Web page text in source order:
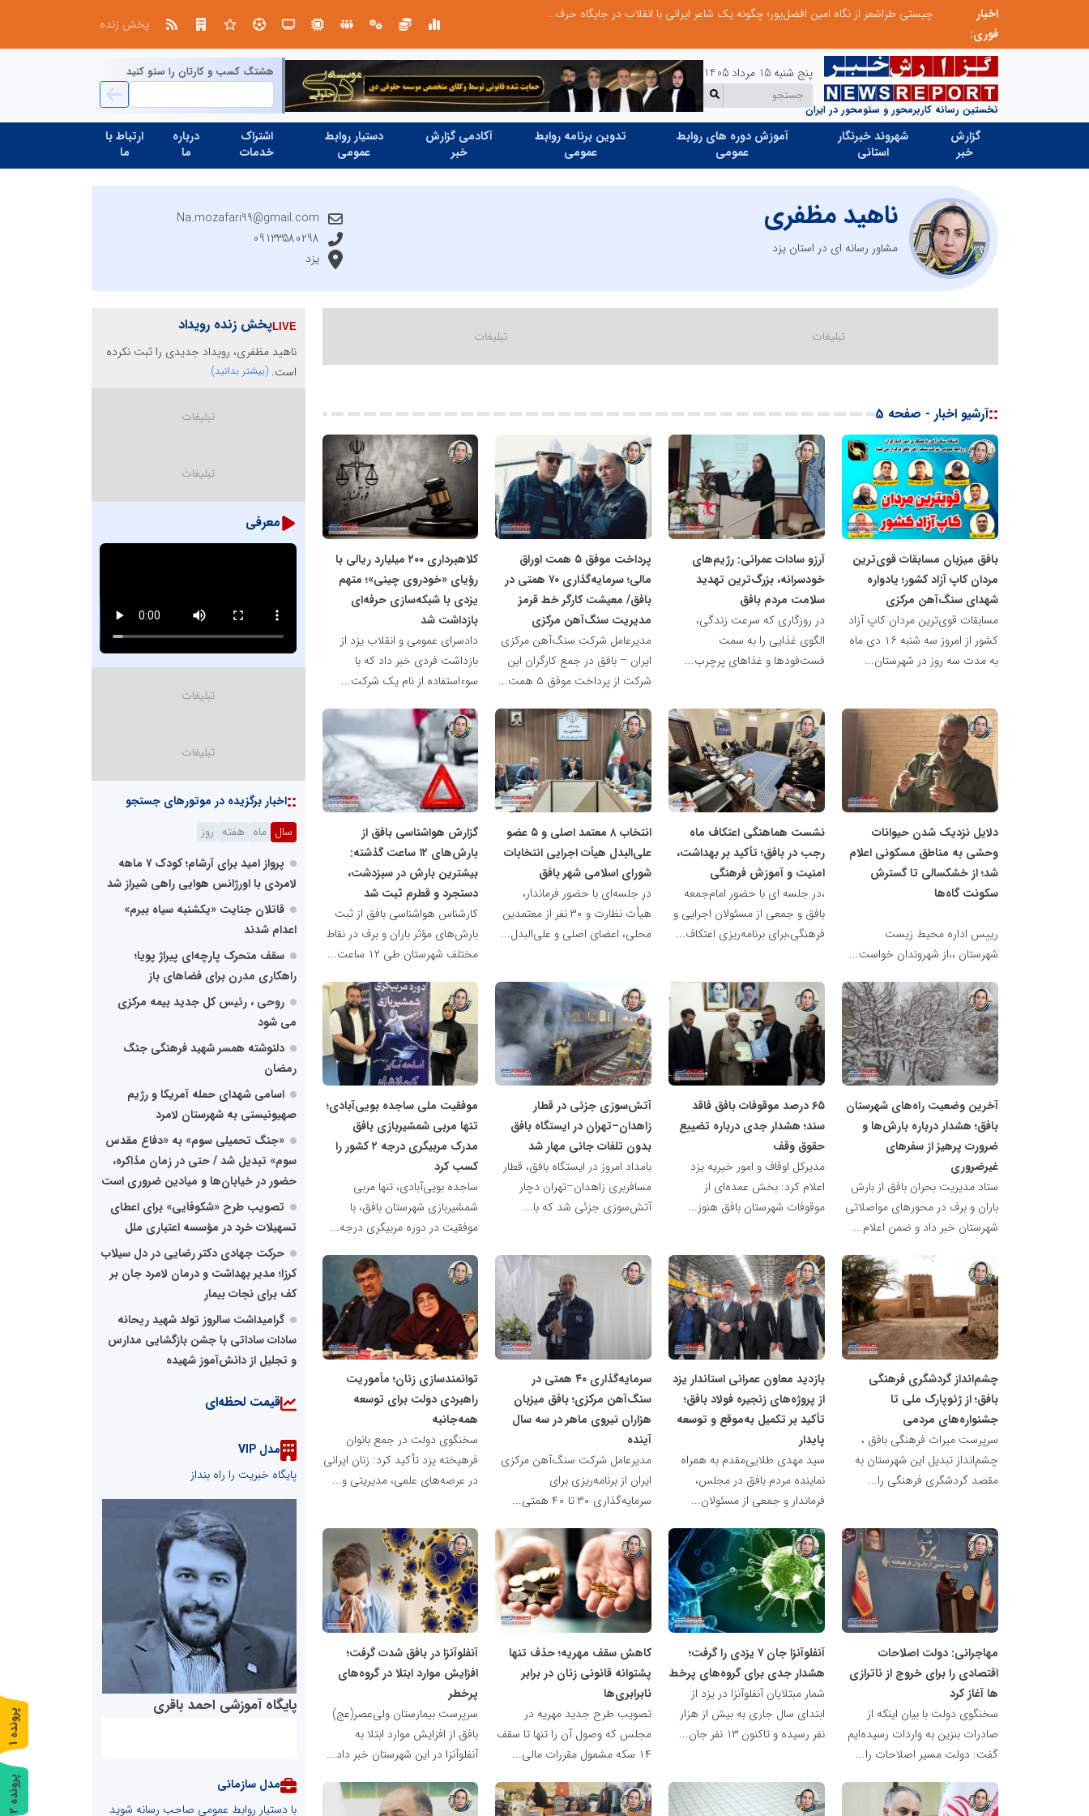
اخبار
فوری:
چیستی طراشعر از نگاه امین افضل‌پور؛ چگونه یک شاعر ایرانی با انقلاب در جایگاه حرف، شعر را از متن خطی به میدان ادراک بصری تبدیل کرد؟
پخش زنده
نخستین رسانه کاربرمحور و سئومحور در ایران
پنج شنبه 15 مرداد 1405 هشتگ کسب و کارتان را سئو کنید
گزارش
خبر
شهروند خبرنگار
استانی
آموزش دوره های روابط
عمومی
تدوین برنامه روابط
عمومی
آکادمی گزارش
خبر
دستیار روابط
عمومی
اشتراک
خدمات
درباره
ما
ارتباط با
ما
ناهید مظفری
مشاور رسانه ای در استان یزد
یزد
::آرشیو اخبار - صفحه 5
بافق میزبان مسابقات قوی‌ترین
مردان کاپ آزاد کشور؛ یادواره
شهدای سنگ‌آهن مرکزی
مسابقات قوی‌ترین مردان کاپ آزاد
کشور از امروز سه شنبه ۱۶ دی ماه
به مدت سه روز در شهرستان...
ناهید
مظفری
آرزو سادات عمرانی: رژیم‌های
خودسرانه، بزرگ‌ترین تهدید
سلامت مردم بافق
در روزگاری که سرعت زندگی،
الگوی غذایی را به سمت
فست‌فودها و غذاهای پرچرب...
ناهید
مظفری
پرداخت موفق ۵ همت اوراق
مالی؛ سرمایه‌گذاری ۷۰ همتی در
بافق/ معیشت کارگر خط قرمز
مدیریت سنگ‌آهن مرکزی
مدیرعامل شرکت سنگ‌آهن مرکزی
ایران – بافق در جمع کارگران این
شرکت از پرداخت موفق ۵ همت...
ناهید
مظفری
کلاهبرداری ۲۰۰ میلیارد ریالی با
رؤیای «خودروی چینی»؛ متهم
یزدی با شبکه‌سازی حرفه‌ای
بازداشت شد
دادسرای عمومی و انقلاب یزد از
بازداشت فردی خبر داد که با
سوءاستفاده از نام یک شرکت...
ناهید
مظفری
دلایل نزدیک شدن حیوانات
وحشی به مناطق مسکونی اعلام
شد؛ از خشکسالی تا گسترش
سکونت گاه‌ها
رییس اداره محیط زیست
شهرستان ،،از شهروندان خواست...
ناهید
مظفری
نشست هماهنگی اعتکاف ماه
رجب در بافق؛ تأکید بر بهداشت،
امنیت و آموزش فرهنگی
،در جلسه ای با حضور امام‌جمعه
بافق و جمعی از مسئولان اجرایی و
فرهنگی،برای برنامه‌ریزی اعتکاف...
ناهید
مظفری
انتخاب ۸ معتمد اصلی و ۵ عضو
علی‌البدل هیأت اجرایی انتخابات
شورای اسلامی شهر بافق
در جلسه‌ای با حضور فرماندار،
هیأت نظارت و ۳۰ نفر از معتمدین
محلی، اعضای اصلی و علی‌البدل...
ناهید
مظفری
گزارش هواشناسی بافق از
بارش‌های ۱۲ ساعت گذشته:
بیشترین بارش در سبزدشت،
دستجرد و قطرم ثبت شد
کارشناس هواشناسی بافق از ثبت
بارش‌های مؤثر باران و برف در نقاط
مختلف شهرستان طی ۱۲ ساعت...
ناهید
مظفری
آخرین وضعیت راه‌های شهرستان
بافق؛ هشدار درباره بارش‌ها و
ضرورت پرهیز از سفرهای
غیرضروری
ستاد مدیریت بحران بافق از بارش
باران و برف در محورهای مواصلاتی
شهرستان خبر داد و ضمن اعلام...
ناهید
مظفری
۶۵ درصد موقوفات بافق فاقد
سند؛ هشدار جدی درباره تضییع
حقوق وقف
مدیرکل اوقاف و امور خیریه یزد
اعلام کرد: بخش عمده‌ای از
موقوفات شهرستان بافق هنوز...
ناهید
مظفری
آتش‌سوزی جزئی در قطار
زاهدان–تهران در ایستگاه بافق
بدون تلفات جانی مهار شد
بامداد امروز در ایستگاه بافق، قطار
مسافربری زاهدان–تهران دچار
آتش‌سوزی جزئی شد که با...
ناهید
مظفری
موفقیت ملی ساجده بویی‌آبادی؛
تنها مربی شمشیربازی بافق
مدرک مربیگری درجه ۲ کشور را
کسب کرد
ساجده بویی‌آبادی، تنها مربی
شمشیربازی شهرستان بافق، با
موفقیت در دوره مربیگری درجه...
ناهید
مظفری
چشم‌انداز گردشگری فرهنگی
بافق؛ از ژئوپارک ملی تا
جشنواره‌های مردمی
سرپرست میراث فرهنگی بافق ،
چشم‌انداز تبدیل این شهرستان به
مقصد گردشگری فرهنگی را...
ناهید
مظفری
بازدید معاون عمرانی استاندار یزد
از پروژه‌های زنجیره فولاد بافق؛
تأکید بر تکمیل به‌موقع و توسعه
پایدار
سید مهدی طلایی‌مقدم به همراه
نماینده مردم بافق در مجلس،
فرماندار و جمعی از مسئولان...
ناهید
مظفری
سرمایه‌گذاری ۴۰ همتی در
سنگ‌آهن مرکزی؛ بافق میزبان
هزاران نیروی ماهر در سه سال
آینده
مدیرعامل شرکت سنگ‌آهن مرکزی
ایران از برنامه‌ریزی برای
سرمایه‌گذاری ۳۰ تا ۴۰ همتی...
توانمندسازی زنان؛ مأموریت
راهبردی دولت برای توسعه
همه‌جانبه
سخنگوی دولت در جمع بانوان
فرهیخته یزد تأکید کرد: زنان ایرانی
در عرصه‌های علمی، مدیریتی و...
ناهید
مظفری
مهاجرانی: دولت اصلاحات
اقتصادی را برای خروج از ناترازی
ها آغاز کرد
سخنگوی دولت با بیان اینکه از
صادرات بنزین به واردات رسیده‌ایم
گفت: دولت مسیر اصلاحات را...
ناهید
مظفری
آنفلوآنزا جان ۷ یزدی را گرفت؛
هشدار جدی برای گروه‌های پرخط
شمار مبتلایان آنفلوآنزا در یزد از
ابتدای سال جاری به بیش از هزار
نفر رسیده و تاکنون ۱۳ نفر جان...
ناهید
مظفری
کاهش سقف مهریه؛ حذف تنها
پشتوانه قانونی زنان در برابر
نابرابری‌ها
تصویب طرح جدید مهریه در
مجلس که وصول آن را تنها تا سقف
۱۴ سکه مشمول مقررات مالی...
ناهید
مظفری
آنفلوآنزا در بافق شدت گرفت؛
افزایش موارد ابتلا در گروه‌های
پرخطر
سرپرست بیمارستان ولی‌عصر(عج)
بافق از افزایش موارد ابتلا به
آنفلوآنزا در این شهرستان خبر داد...
ناهید
مظفری
پخش زنده رویداد
ناهید مظفری، رویداد جدیدی را ثبت نکرده
است. (بیشتر بدانید)
معرفی
::اخبار برگزیده در موتورهای جستجو
سال ماه هفته روز
پرواز امید برای آرشام؛ کودک ۷ ماهه
لامردی با اورژانس هوایی راهی شیراز شد
قاتلان جنایت «یکشنبه‌ سیاه بیرم»
اعدام شدند
سقف متحرک پارچه‌ای پیراژ پویا؛
راهکاری مدرن برای فضاهای باز
روحی ، رئیس کل جدید بیمه مرکزی
می شود
دلنوشته همسر شهید فرهنگی جنگ
رمضان
اسامی شهدای حمله آمریکا و رژیم
صهیونیستی به شهرستان لامرد
«جنگ تحمیلی سوم» به «دفاع مقدس
سوم» تبدیل شد / حتی در زمان مذاکره،
حضور در خیابان‌ها و میادین ضروری است
تصویب طرح «شکوفایی» برای اعطای
تسهیلات خرد در مؤسسه اعتباری ملل
حرکت جهادی دکتر رضایی در دل سیلاب
کرزا؛ مدیر بهداشت و درمان لامرد جان بر
کف برای نجات بیمار
گرامیداشت سالروز تولد شهید ریحانه
سادات ساداتی با جشن بازگشایی مدارس
و تجلیل از دانش‌آموز شهیده
قیمت لحظه‌ای
مدل VIP
پایگاه خبریت را راه بنداز
پایگاه آموزشی احمد باقری
مدل سازمانی
با دستیار روابط عمومی صاحب رسانه شوید
پ
ر
و
ن
د
ه
1
پ
ر
و
ن
د
ه
2